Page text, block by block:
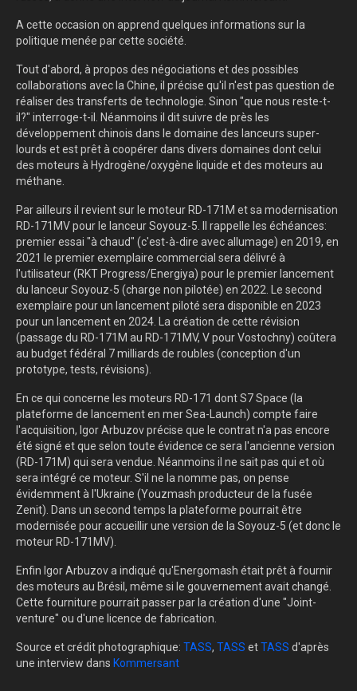
A cette occasion on apprend quelques informations sur la
politique menée par cette société.
Tout d'abord, à propos des négociations et des possibles
collaborations avec la Chine, il précise qu'il n'est pas question de
réaliser des transferts de technologie. Sinon "que nous reste-t-
il?" interroge-t-il. Néanmoins il dit suivre de près les
développement chinois dans le domaine des lanceurs super-
lourds et est prêt à coopérer dans divers domaines dont celui
des moteurs à Hydrogène/oxygène liquide et des moteurs au
méthane.
Par ailleurs il revient sur le moteur RD-171M et sa modernisation
RD-171MV pour le lanceur Soyouz-5. Il rappelle les échéances:
premier essai "à chaud" (c'est-à-dire avec allumage) en 2019, en
2021 le premier exemplaire commercial sera délivré à
l'utilisateur (RKT Progress/Energiya) pour le premier lancement
du lanceur Soyouz-5 (charge non pilotée) en 2022. Le second
exemplaire pour un lancement piloté sera disponible en 2023
pour un lancement en 2024. La création de cette révision
(passage du RD-171M au RD-171MV, V pour Vostochny) coûtera
au budget fédéral 7 milliards de roubles (conception d'un
prototype, tests, révisions).
En ce qui concerne les moteurs RD-171 dont S7 Space (la
plateforme de lancement en mer Sea-Launch) compte faire
l'acquisition, Igor Arbuzov précise que le contrat n'a pas encore
été signé et que selon toute évidence ce sera l'ancienne version
(RD-171M) qui sera vendue. Néanmoins il ne sait pas qui et où
sera intégré ce moteur. S'il ne la nomme pas, on pense
évidemment à l'Ukraine (Youzmash producteur de la fusée
Zenit). Dans un second temps la plateforme pourrait être
modernisée pour accueillir une version de la Soyouz-5 (et donc le
moteur RD-171MV).
Enfin Igor Arbuzov a indiqué qu'Energomash était prêt à fournir
des moteurs au Brésil, même si le gouvernement avait changé.
Cette fourniture pourrait passer par la création d'une "Joint-
venture" ou d'une licence de fabrication.
Source et crédit photographique: TASS, TASS etTASS d'après
une interview dans Kommersant